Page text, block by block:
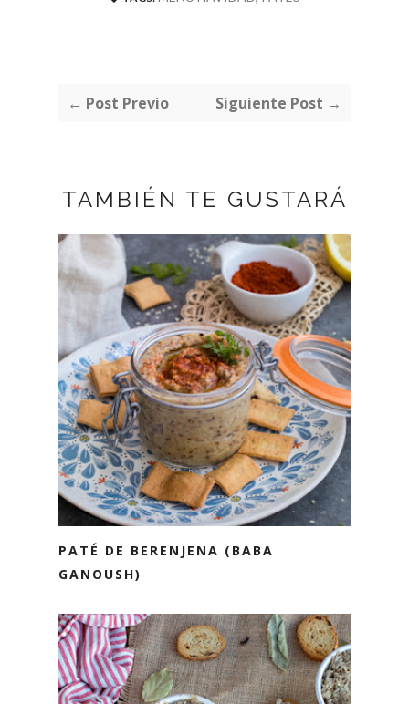
← Post Previo Siguiente Post →
TAMBIÉN TE GUSTARÁ
PATÉ DE BERENJENA (BABA
GANOUSH)